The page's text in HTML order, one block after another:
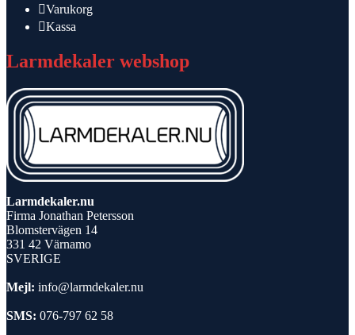
Varukorg
Kassa
Larmdekaler webshop
Larmdekaler.nu
Firma Jonathan Petersson
Blomstervägen 14
331 42 Värnamo
SVERIGE
Mejl: info@larmdekaler.nu
SMS: 076-797 62 58